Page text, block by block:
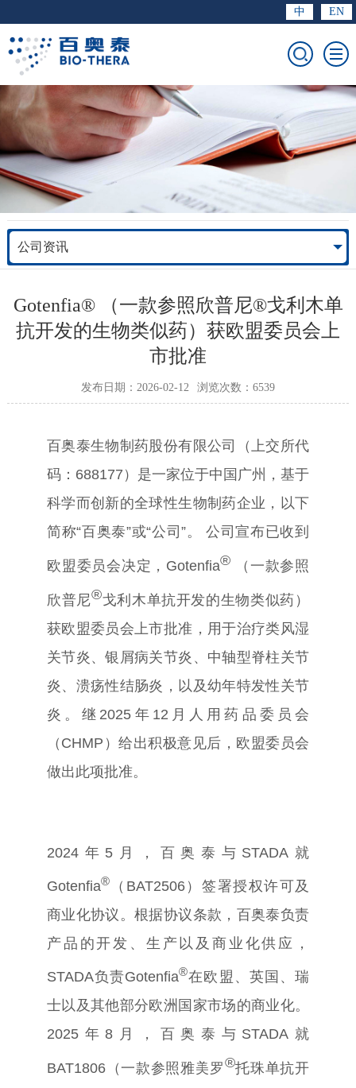
打开
中 EN
公司资讯
Gotenfia® （一款参照欣普尼®戈利木单
抗开发的生物类似药）获欧盟委员会上
市批准
发布日期：2026-02-12 浏览次数：6539
百奥泰生物制药股份有限公司 （上交所代
码： 688177 ）是一家位于中国广州，基于
科学而创新的全球性生物制药企业，以下
简称“百奥泰”或“公司”。 公司宣布已收到
欧盟委员会决定， Gotenfia® （一款参照
欣普尼®戈利木单抗开发的生物类似药）
获欧盟委员会上市批准，用于治疗类风湿
关节炎、银屑病关节炎、中轴型脊柱关节
炎、溃疡性结肠炎，以及幼年特发性关节
炎。继 2025 年 12 月人用药品委员会
（ CHMP ）给出积极意见后，欧盟委员会
做出此项批准。
2024年 5 月，百奥泰与 STADA 就
Gotenfia®（ BAT2506）签署授权许可及
商业化协议。根据协议条款，百奥泰负责
产品的开发、生产以及商业化供应，
STADA负责Gotenfia®在欧盟、英国、瑞
士以及其他部分欧洲国家市场的商业化。
2025年8 月，百奥泰与 STADA 就
BAT1806（一款参照雅美罗®托珠单抗开